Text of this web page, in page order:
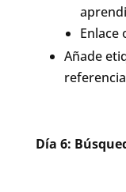
Enlace
Añade
Día 6: